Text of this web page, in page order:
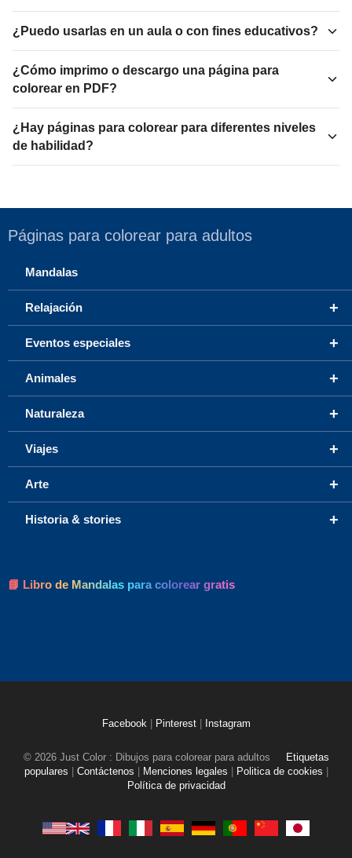
¿Puedo usarlas en un aula o con fines educativos?
¿Cómo imprimo o descargo una página para
colorear en PDF?
¿Hay páginas para colorear para diferentes niveles
de habilidad?
Páginas para colorear para adultos
Mandalas
+
Relajación
+
Eventos especiales
+
Animales
+
Naturaleza
+
Viajes
+
Arte
+
Historia & stories
📘 Libro de Mandalas para colorear gratis
Facebook Pinterest Instagram
© 2026 Just Color : Dibujos para colorear para adultos
Etiquetas
populares
Contáctenos Menciones legales Politica de cookies
Política de privacidad